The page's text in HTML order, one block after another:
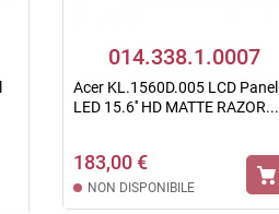
014.338.1.0007
Acer KL.1560D.005 LCD Panel
LED 15.6'' HD MATTE RAZOR...
183,00 €
NON DISPONIBILE